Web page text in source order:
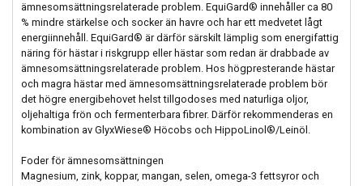
ämnesomsättningsrelaterade problem. EquiGard® innehåller ca 80
% mindre stärkelse och socker än havre och har ett medvetet lågt
energiinnehåll. EquiGard® är därför särskilt lämplig som energifattig
näring för hästar i riskgrupp eller hästar som redan är drabbade av
ämnesomsättningsrelaterade problem. Hos högpresterande hästar
och magra hästar med ämnesomsättningsrelaterade problem bör
det högre energibehovet helst tillgodoses med naturliga oljor,
oljehaltiga frön och fermenterbara fibrer. Därför rekommenderas en
kombination av GlyxWiese® Höcobs och HippoLinol®/­­Leinöl.
Foder för ämnesomsättningen
Magnesium, zink, koppar, mangan, selen, omega-3 fettsyror och